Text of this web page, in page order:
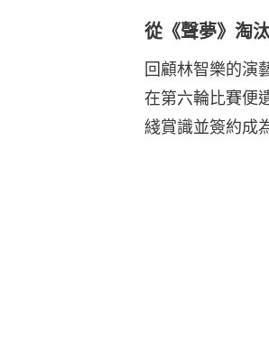
從《聲夢》淘
回顧林智樂的演
在第六輪比賽便
綫賞識並簽約成